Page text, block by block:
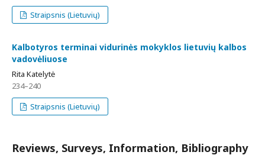
Straipsnis (Lietuvių)
Kalbotyros terminai vidurinės mokyklos lietuvių kalbos
vadovėliuose
Rita Katelytė
234–240
Straipsnis (Lietuvių)
Reviews, Surveys, Information, Bibliography